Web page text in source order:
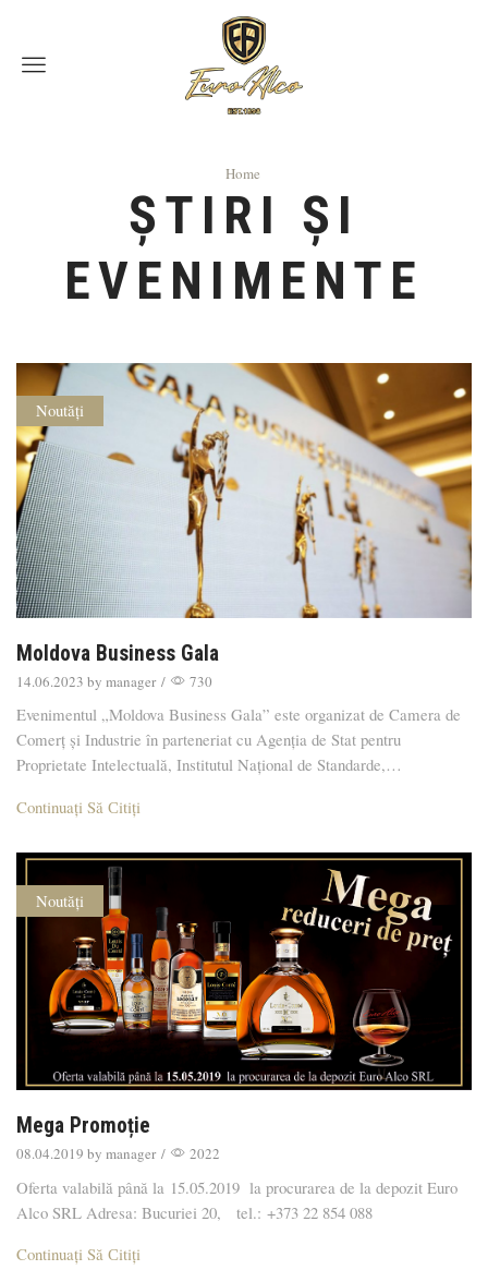
Menu
Home
ȘTIRI ȘI
EVENIMENTE
Noutăți
Moldova Business Gala
14.06.2023 by manager / 730
Evenimentul „Moldova Business Gala” este organizat de Camera de
Comerț și Industrie în parteneriat cu Agenția de Stat pentru
Proprietate Intelectuală, Institutul Național de Standarde,…
Continuați Să Сitiți
Noutăți
Mega Promoție
08.04.2019 by manager / 2022
Oferta valabilă până la 15.05.2019 la procurarea de la depozit Euro
Alco SRL Adresa: Bucuriei 20, tel.: +373 22 854 088
Continuați Să Сitiți